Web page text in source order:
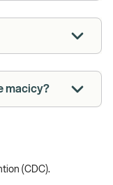
macicy?
(CDC).